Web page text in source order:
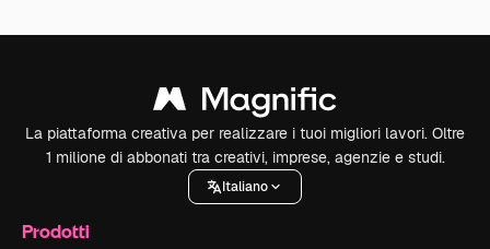
La piattaforma creativa per realizzare i tuoi migliori lavori. Oltre
1 milione di abbonati tra creativi, imprese, agenzie e studi.
Italiano
Prodotti